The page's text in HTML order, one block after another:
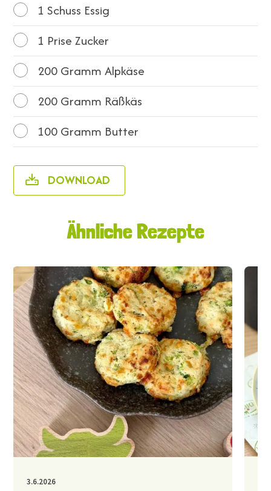
1 Schuss Essig
1 Prise Zucker
200 Gramm Alpkäse
200 Gramm Räßkäs
100 Gramm Butter
DOWNLOAD
Ähnliche Rezepte
3.6.2026